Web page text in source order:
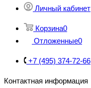
Личный кабинет
Корзина0
Отложенные0
+7 (495) 374-72-66
Контактная информация